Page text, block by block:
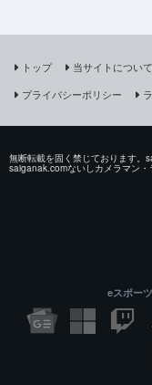
トップ 当サイトについて
プライバシーポリシー
無断転載を固く禁じております。
saiganak.comないしカメラマン・
eスポー